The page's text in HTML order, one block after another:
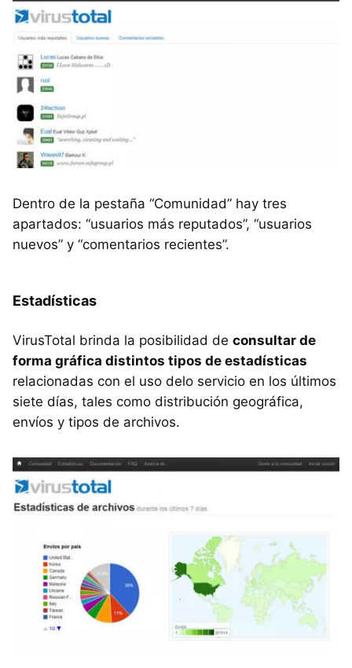
Dentro de la pestaña “Comunidad” hay tres
apartados: “usuarios más reputados”, “usuarios
nuevos” y “comentarios recientes”.
Estadísticas
VirusTotal brinda la posibilidad de consultar de
forma gráfica distintos tipos de estadísticas
relacionadas con el uso delo servicio en los últimos
siete días, tales como distribución geográfica,
envíos y tipos de archivos.